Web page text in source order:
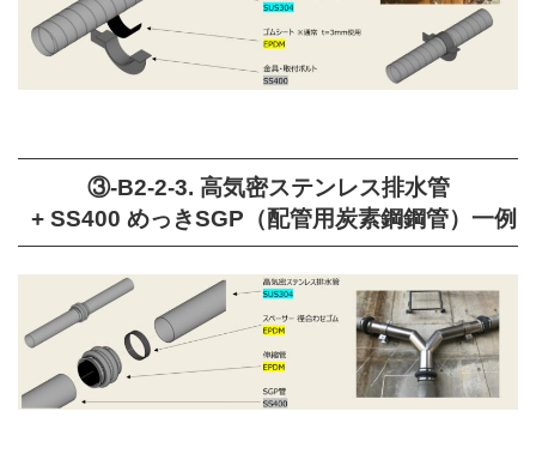
③-B2-2-3. 高気密ステンレス排水管
+ SS400 めっきSGP（配管用炭素鋼鋼管）一例